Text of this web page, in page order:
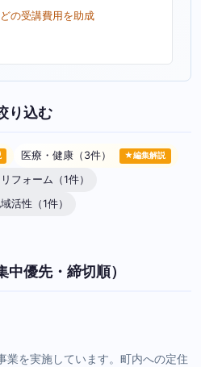
の受講費用を助成
り込む
医療・健康（3件） ★編集解説
フォーム（1件）
活性（1件）
優先・締切順）
業を実施しています。町内への定住